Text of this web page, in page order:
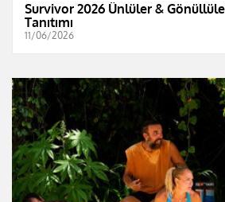
Survivor 2026 Ünlüler &
Tanıtımı
11/06/2026